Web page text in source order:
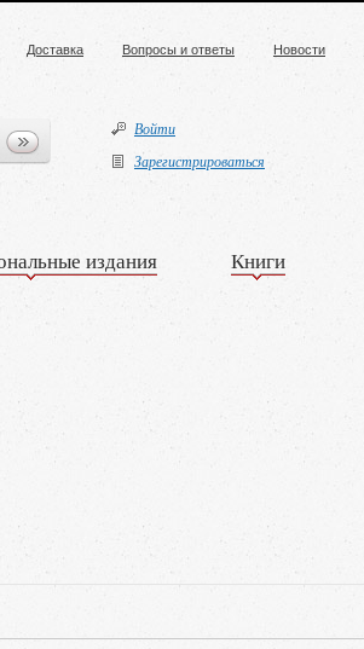
Доставка Вопросы и ответы Новости
Войти
Зарегистрироваться
издания Книги